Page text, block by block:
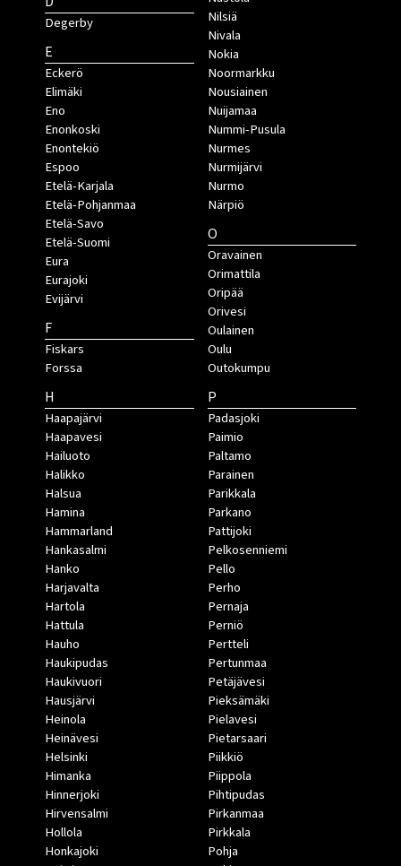
Degerby
E
Eckerö
Elimäki
Eno
Enonkoski
Enontekiö
Espoo
Etelä-Karjala
Etelä-Pohjanmaa
Etelä-Savo
Etelä-Suomi
Eura
Eurajoki
Evijärvi
F
Fiskars
Forssa
H
Haapajärvi
Haapavesi
Hailuoto
Halikko
Halsua
Hamina
Hammarland
Hankasalmi
Hanko
Harjavalta
Hartola
Hattula
Hauho
Haukipudas
Haukivuori
Hausjärvi
Heinola
Heinävesi
Helsinki
Himanka
Hinnerjoki
Hirvensalmi
Hollola
Honkajoki
Nilsiä
Nivala
Nokia
Noormarkku
Nousiainen
Nuijamaa
Nummi-Pusula
Nurmes
Nurmijärvi
Nurmo
Närpiö
O
Oravainen
Orimattila
Oripää
Orivesi
Oulainen
Oulu
Outokumpu
P
Padasjoki
Paimio
Paltamo
Parainen
Parikkala
Parkano
Pattijoki
Pelkosenniemi
Pello
Perho
Pernaja
Perniö
Pertteli
Pertunmaa
Petäjävesi
Pieksämäki
Pielavesi
Pietarsaari
Piikkiö
Piippola
Pihtipudas
Pirkanmaa
Pirkkala
Pohja